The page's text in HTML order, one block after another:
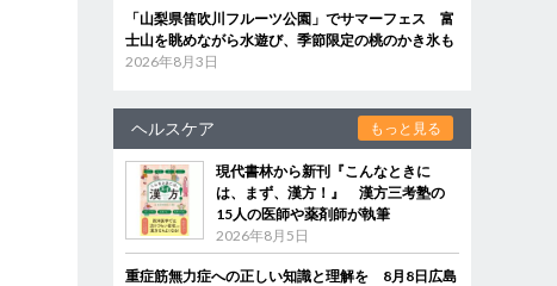
「山梨県笛吹川フルーツ公園」でサマーフェス 富
士山を眺めながら水遊び、季節限定の桃のかき氷も
2026年8月3日
ヘルスケア もっと見る
現代書林から新刊『こんなときに
は、まず、漢方！』 漢方三考塾の
15人の医師や薬剤師が執筆
2026年8月5日
重症筋無力症への正しい知識と理解を 8月8日広島